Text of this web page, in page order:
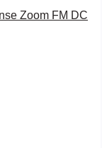
Zoom FM DC